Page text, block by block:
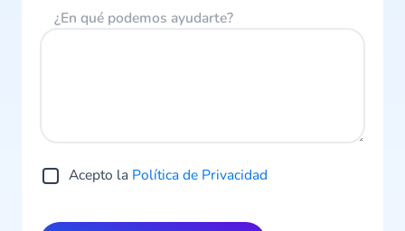
¿En qué podemos ayudarte?
Acepto la Política de Privacidad